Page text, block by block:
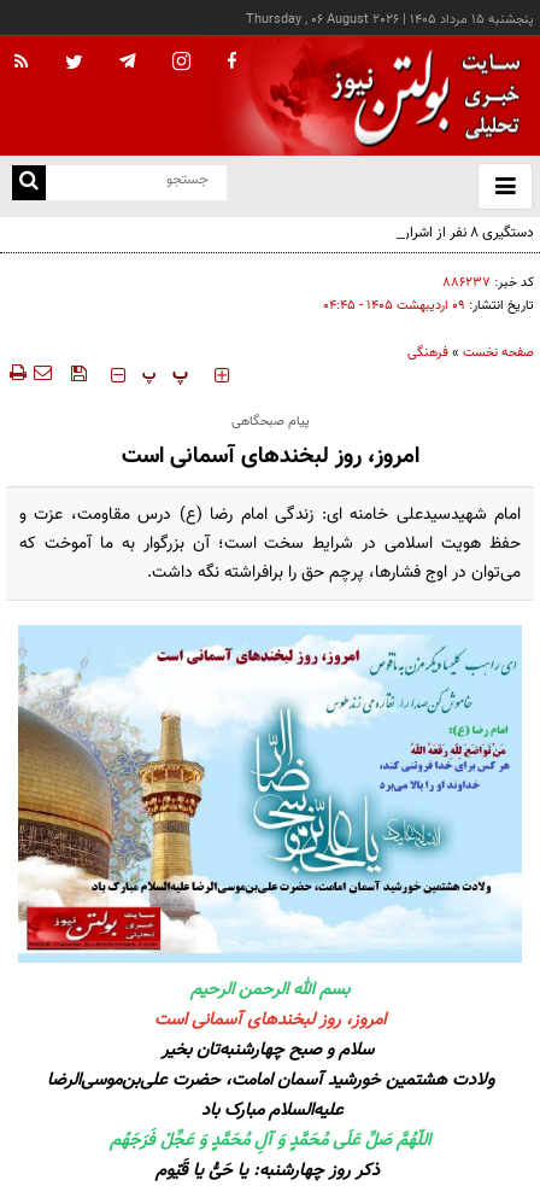
پنجشنبه ۱۵ مرداد ۱۴۰۵ |
Thursday , 06 August 2026
باز
و
دستگیری ۸ نفر از اشرار مسلح شاخص و مرتبطین گروهک‌های تروریستی
کد خبر: ۸۸۶۲۳۷
تاریخ انتشار: ۰۹ ارديبهشت ۱۴۰۵ - ۰۴:۴۵
صفحه نخست »فرهنگی
‍‍‍ پ پ
پیام صبحگاهی
امروز، روز لبخندهای آسمانی است
امام شهیدسیدعلی خامنه ای: زندگی امام رضا (ع) درس مقاومت، عزت و
حفظ هویت اسلامی در شرایط سخت است؛ آن بزرگوار به ما آموخت که
می‌توان در اوج فشارها، پرچم حق را برافراشته نگه داشت.
بسم الله الرحمن الرحیم
امروز، روز لبخندهای آسمانی است
سلام و صبح چهارشنبه‌تان بخیر
ولادت هشتمین خورشید آسمان امامت، حضرت علی‌بن‌موسی‌الرضا
علیه‌السلام مبارک باد
اللّهُمَّ صَلِّ عَلَى مُحَمَّدٍ وَ آلِ مُحَمَّدٍ وَ عَجِّلْ فَرَجَهُم
ذکر روز چهارشنبه: یا حَیُّ یا قَیّوم